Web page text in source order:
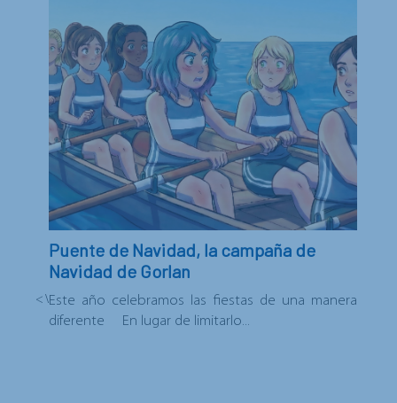
certificaciones ISO multisede de
AENOR
Grupo Gorlan ha obtenido las certificaciones
internacionales ISO 45001, ISO 14001 e ISO 9001
en...
Puente de Navidad, la campaña de
Navidad de Gorlan
Este año celebramos las fiestas de una manera
diferente En lugar de limitarlo...
< Volver a las noticias